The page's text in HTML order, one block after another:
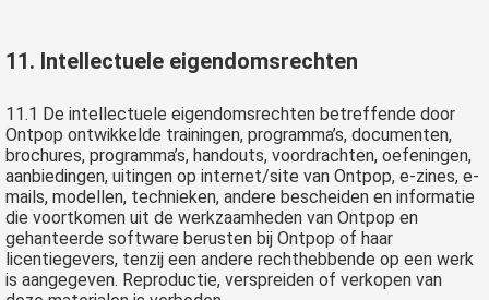
11. Intellectuele eigendomsrechten
11.1 De intellectuele eigendomsrechten betreffende door
Ontpop ontwikkelde trainingen, programma’s, documenten,
brochures, programma’s, handouts, voordrachten, oefeningen,
aanbiedingen, uitingen op internet/site van Ontpop, e-zines, e-
mails, modellen, technieken, andere bescheiden en informatie
die voortkomen uit de werkzaamheden van Ontpop en
gehanteerde software berusten bij Ontpop of haar
licentiegevers, tenzij een andere rechthebbende op een werk
is aangegeven. Reproductie, verspreiden of verkopen van